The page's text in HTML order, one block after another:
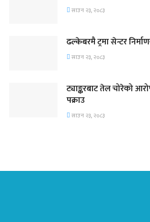
साउन २३, २०८३
ढल्केबरमै ट्रमा सेन्टर
साउन २३, २०८३
ट्याङ्करबाट तेल चोरेको
पक्राउ
साउन २३, २०८३